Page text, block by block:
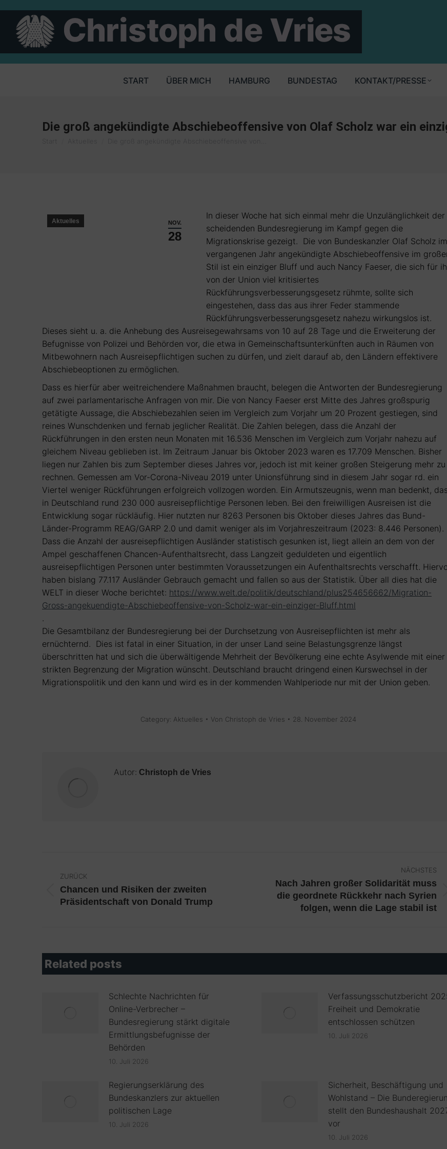
START ÜBER MICH HAMBURG BUNDESTAG KONTAKT/PRESSE
Die groß angekündigte Abschiebeoffensive von Olaf Scholz war ein
NOV.
28
Aktuelles
In dieser Woche hat sich einmal mehr die Unzulänglichkeit der
scheidenden Bundesregierung im Kampf gegen die
Migrationskrise gezeigt. Die von Bundeskanzler Olaf Scholz im
vergangenen Jahr angekündigte Abschiebeoffensive im
Stil ist ein einziger Bluff und auch Nancy Faeser, die sich für
von der Union viel kritisiertes
Rückführungsverbesserungsgesetz rühmte, sollte sich
eingestehen, dass das aus ihrer Feder stammende
Rückführungsverbesserungsgesetz nahezu wirkungslos ist.
Dieses sieht u. a. die Anhebung des Ausreisegewahrsams von 10 auf 28 Tage und die Erweiterung der
Befugnisse von Polizei und Behörden vor, die etwa in Gemeinschaftsunterkünften auch in Räumen von
Mitbewohnern nach Ausreisepflichtigen suchen zu dürfen, und zielt darauf ab, den Ländern effektivere
Abschiebeoptionen zu ermöglichen.
Dass es hierfür aber weitreichendere Maßnahmen braucht, belegen die Antworten der Bundesregierung
auf zwei parlamentarische Anfragen von mir. Die von Nancy Faeser erst Mitte des Jahres großspurig
getätigte Aussage, die Abschiebezahlen seien im Vergleich zum Vorjahr um 20 Prozent gestiegen, sind
reines Wunschdenken und fernab jeglicher Realität. Die Zahlen belegen, dass die Anzahl der
Rückführungen in den ersten neun Monaten mit 16.536 Menschen im Vergleich zum Vorjahr nahezu auf
gleichem Niveau geblieben ist. Im Zeitraum Januar bis Oktober 2023 waren es 17.709 Menschen. Bisher
liegen nur Zahlen bis zum September dieses Jahres vor, jedoch ist mit keiner großen Steigerung mehr zu
rechnen. Gemessen am Vor-Corona-Niveau 2019 unter Unionsführung sind in diesem Jahr sogar rd. ein
Viertel weniger Rückführungen erfolgreich vollzogen worden. Ein Armutszeugnis, wenn man bedenkt,
in Deutschland rund 230 000 ausreisepflichtige Personen leben. Bei den freiwilligen Ausreisen ist die
Entwicklung sogar rückläufig. Hier nutzten nur 8263 Personen bis Oktober dieses Jahres das Bund-
Länder-Programm REAG/GARP 2.0 und damit weniger als im Vorjahreszeitraum (2023: 8.446 Personen).
Dass die Anzahl der ausreisepflichtigen Ausländer statistisch gesunken ist, liegt allein an dem von der
Ampel geschaffenen Chancen-Aufenthaltsrecht, dass Langzeit geduldeten und eigentlich
ausreisepflichtigen Personen unter bestimmten Voraussetzungen ein Aufenthaltsrechts verschafft.
haben bislang 77.117 Ausländer Gebrauch gemacht und fallen so aus der Statistik. Über all dies hat die
WELT in dieser Woche berichtet: https://www.welt.de/politik/deutschland/plus254656662/Migration-
Gross-angekuendigte-Abschiebeoffensive-von-Scholz-war-ein-einziger-Bluff.html
.
Die Gesamtbilanz der Bundesregierung bei der Durchsetzung von Ausreisepflichten ist mehr als
ernüchternd. Dies ist fatal in einer Situation, in der unser Land seine Belastungsgrenze längst
überschritten hat und sich die überwältigende Mehrheit der Bevölkerung eine echte Asylwende mit einer
strikten Begrenzung der Migration wünscht. Deutschland braucht dringend einen Kurswechsel in der
Migrationspolitik und den kann und wird es in der kommenden Wahlperiode nur mit der Union geben.
Category: Aktuelles Von Christoph de Vries 28. November 2024
Autor: Christoph de Vries
ZURÜCK
Vorheriger
Chancen und Risiken der zweiten
Präsidentschaft von Donald Trump
NÄCHSTES
Nächster
Nach Jahren großer Solidarität muss
die geordnete Rückkehr nach Syrien
folgen, wenn die Lage stabil ist
Related posts
Schlechte Nachrichten für
Online-Verbrecher –
Bundesregierung stärkt digitale
Ermittlungsbefugnisse der
Behörden
10. Juli 2026
Verfassungsschutzbericht
Freiheit und Demokratie
entschlossen schützen
10. Juli 2026
Regierungserklärung des
Bundeskanzlers zur aktuellen
politischen Lage
10. Juli 2026
Sicherheit, Beschäftigung und
Wohlstand – Die
stellt den Bundeshaushalt
vor
10. Juli 2026